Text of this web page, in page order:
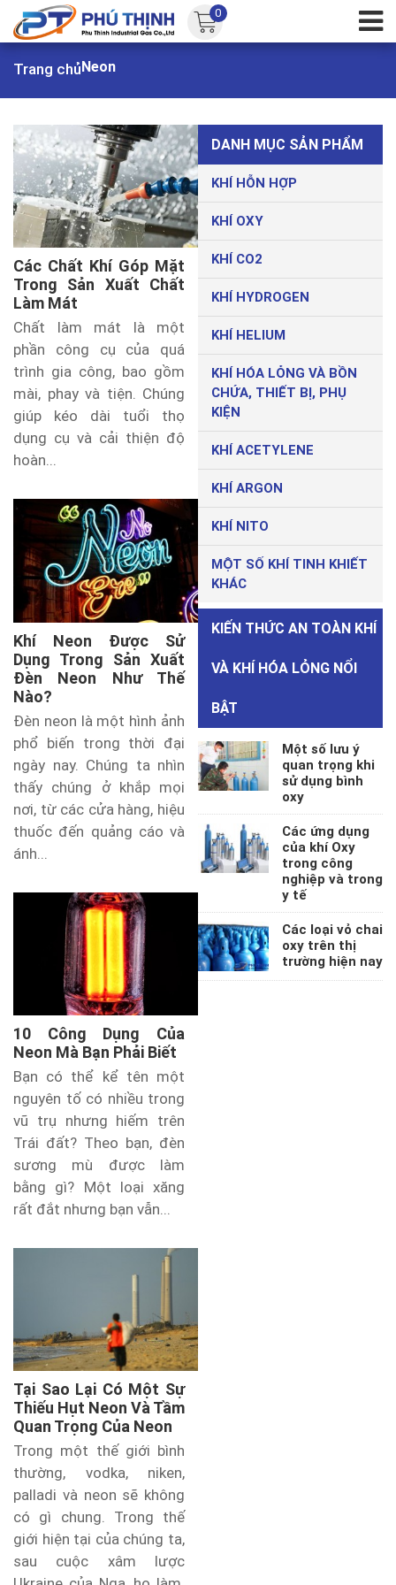
0
Trang chủNeon
DANH MỤC SẢN PHẨM
KHÍ HỖN HỢP
KHÍ OXY
KHÍ CO2
KHÍ HYDROGEN
KHÍ HELIUM
KHÍ HÓA LỎNG VÀ BỒN
CHỨA, THIẾT BỊ, PHỤ
KIỆN
KHÍ ACETYLENE
KHÍ ARGON
KHÍ NITO
MỘT SỐ KHÍ TINH KHIẾT
KHÁC
KIẾN THỨC AN TOÀN KHÍ
VÀ KHÍ HÓA LỎNG NỔI
BẬT
Một số lưu ý
quan trọng khi
sử dụng bình
oxy
Các ứng dụng
của khí Oxy
trong công
nghiệp và trong
y tế
Các loại vỏ chai
oxy trên thị
trường hiện nay
Các Chất Khí Góp Mặt
Trong Sản Xuất Chất
Làm Mát
Chất làm mát là một
phần công cụ của quá
trình gia công, bao gồm
mài, phay và tiện. Chúng
giúp kéo dài tuổi thọ
dụng cụ và cải thiện độ
hoàn...
Khí Neon Được Sử
Dụng Trong Sản Xuất
Đèn Neon Như Thế
Nào?
Đèn neon là một hình ảnh
phổ biến trong thời đại
ngày nay. Chúng ta nhìn
thấy chúng ở khắp mọi
nơi, từ các cửa hàng, hiệu
thuốc đến quảng cáo và
ánh...
10 Công Dụng Của
Neon Mà Bạn Phải Biết
Bạn có thể kể tên một
nguyên tố có nhiều trong
vũ trụ nhưng hiếm trên
Trái đất? Theo bạn, đèn
sương mù được làm
bằng gì? Một loại xăng
rất đắt nhưng bạn vẫn...
Tại Sao Lại Có Một Sự
Thiếu Hụt Neon Và Tầm
Quan Trọng Của Neon
Trong một thế giới bình
thường, vodka, niken,
palladi và neon sẽ không
có gì chung. Trong thế
giới hiện tại của chúng ta,
sau cuộc xâm lược